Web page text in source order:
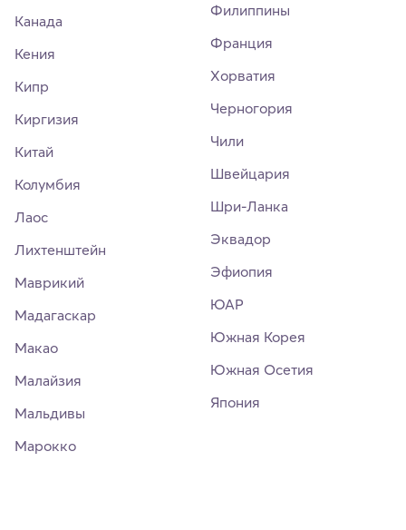
Канада
Кения
Кипр
Киргизия
Китай
Колумбия
Лаос
Лихтенштейн
Маврикий
Мадагаскар
Макао
Малайзия
Мальдивы
Марокко
Филиппины
Франция
Хорватия
Черногория
Чили
Швейцария
Шри-Ланка
Эквадор
Эфиопия
ЮАР
Южная Корея
Южная Осетия
Япония